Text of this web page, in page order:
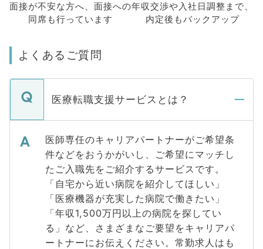
面接が不安な方へ、 面接への
同席も行っています
年収交渉や 入社日調整まで、
内定後もバックアップ
よくあるご質問
医療転職支援サービスとは？
医師専任のキャリアパートナーがご希望条
件などをおうかがいし、ご希望にマッチし
たご入職先をご紹介するサービスです。
「自宅から近い病院を紹介してほしい」
「医療機器が充実した病院で働きたい」
「年収1,500万円以上の病院を探してい
る」など、さまざまなご要望をキャリアパ
ートナーにお伝えください。常勤求人はも